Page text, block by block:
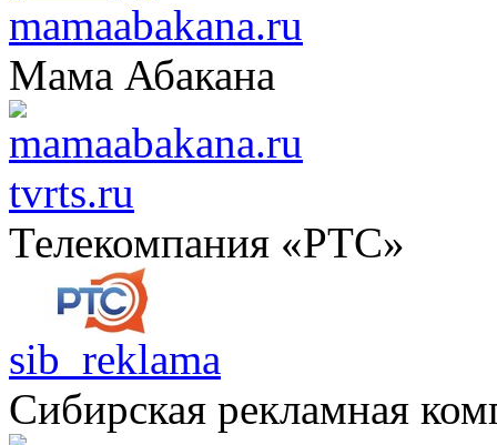
mamaabakana.ru
Мама Абакана
tvrts.ru
Телекомпания «РТС»
sib_reklama
Сибирская рекламная